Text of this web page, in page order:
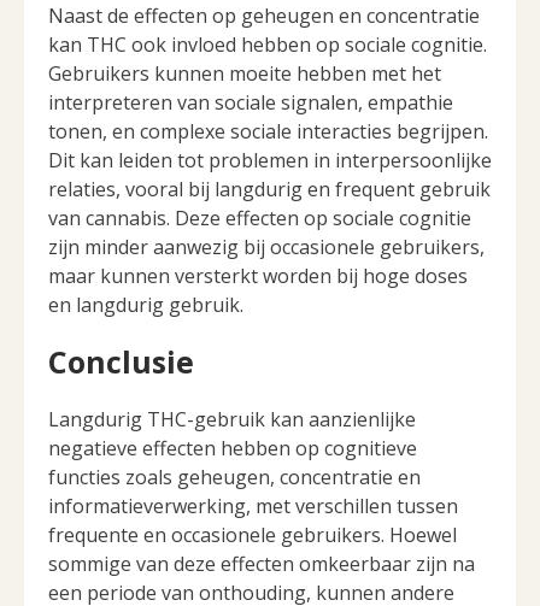
Naast de effecten op geheugen en concentratie
kan THC ook invloed hebben op sociale cognitie.
Gebruikers kunnen moeite hebben met het
interpreteren van sociale signalen, empathie
tonen, en complexe sociale interacties begrijpen.
Dit kan leiden tot problemen in interpersoonlijke
relaties, vooral bij langdurig en frequent gebruik
van cannabis. Deze effecten op sociale cognitie
zijn minder aanwezig bij occasionele gebruikers,
maar kunnen versterkt worden bij hoge doses
en langdurig gebruik.
Conclusie
Langdurig THC-gebruik kan aanzienlijke
negatieve effecten hebben op cognitieve
functies zoals geheugen, concentratie en
informatieverwerking, met verschillen tussen
frequente en occasionele gebruikers. Hoewel
sommige van deze effecten omkeerbaar zijn na
een periode van onthouding, kunnen andere